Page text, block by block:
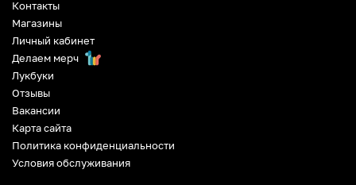
Контакты
Магазины
Личный кабинет
Делаем мерч
Лукбуки
Отзывы
Вакансии
Карта сайта
Политика конфиденциальности
Условия обслуживания